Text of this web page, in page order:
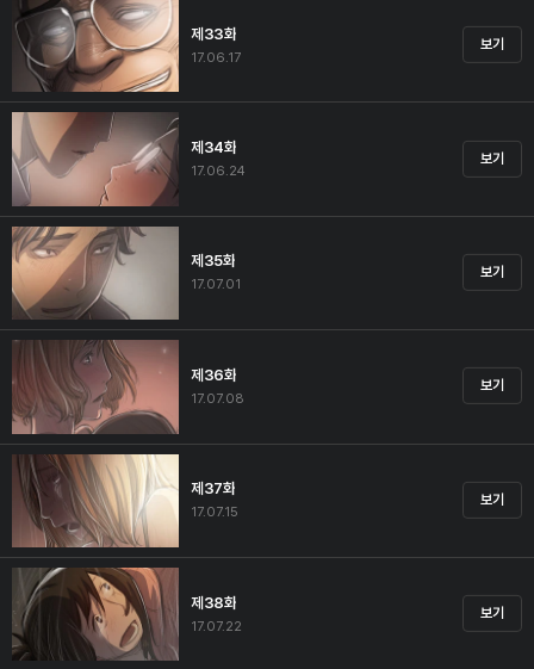
제33화
17.06.17
보기
제34화
17.06.24
보기
제35화
17.07.01
보기
제36화
17.07.08
보기
제37화
17.07.15
보기
제38화
17.07.22
보기